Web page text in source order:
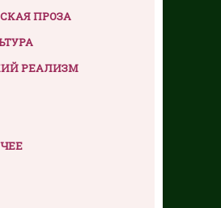
ПРОЗА
РЕАЛИЗМ